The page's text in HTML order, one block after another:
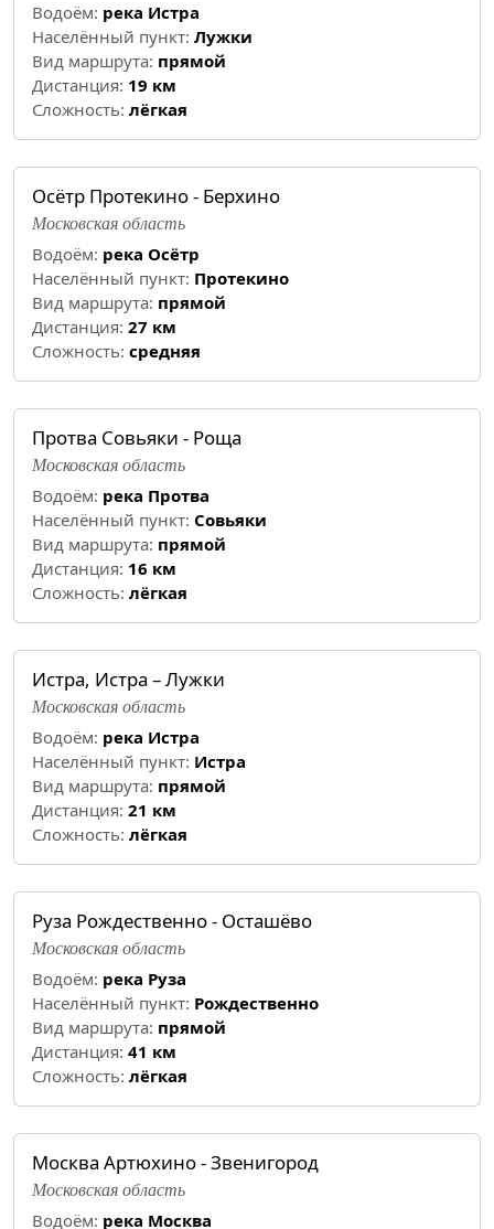
Водоём: река Истра
Населённый пункт: Лужки
Вид маршрута: прямой
Дистанция: 19 км
Cложность: лёгкая
Осётр Протекино - Берхино
Московская область
Водоём: река Осётр
Населённый пункт: Протекино
Вид маршрута: прямой
Дистанция: 27 км
Cложность: средняя
Протва Совьяки - Роща
Московская область
Водоём: река Протва
Населённый пункт: Совьяки
Вид маршрута: прямой
Дистанция: 16 км
Cложность: лёгкая
Истра, Истра – Лужки
Московская область
Водоём: река Истра
Населённый пункт: Истра
Вид маршрута: прямой
Дистанция: 21 км
Cложность: лёгкая
Руза Рождественно - Осташёво
Московская область
Водоём: река Руза
Населённый пункт: Рождественно
Вид маршрута: прямой
Дистанция: 41 км
Cложность: лёгкая
Москва Артюхино - Звенигород
Московская область
Водоём: река Москва